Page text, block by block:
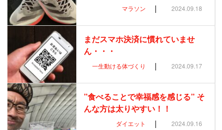
マラソン | 2024.09.18
まだスマホ決済に慣れていませ
ん・・・
一生動ける体づくり | 2024.09.17
”食べることで幸福感を感じる” そ
んな方は太りやすい！！
ダイエット | 2024.09.16